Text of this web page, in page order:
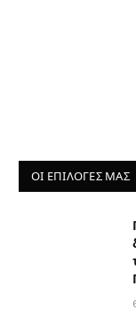
ΟΙ ΕΠΙΛΟΓΈΣ ΜΑΣ